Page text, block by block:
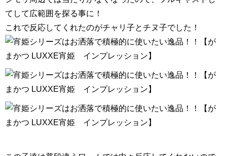
てして広範囲を探る事に！
これで反応してくれたのがチャリ子とチヌ子でした！